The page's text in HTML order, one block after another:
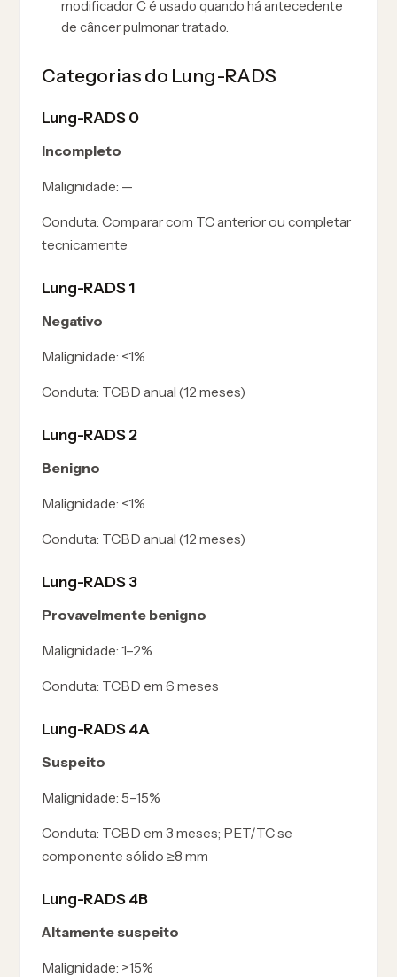
modificador C é usado quando há antecedente
de câncer pulmonar tratado.
Categorias do Lung-RADS
Lung-RADS 0
Incompleto
Malignidade: —
Conduta: Comparar com TC anterior ou completar
tecnicamente
Lung-RADS 1
Negativo
Malignidade: <1%
Conduta: TCBD anual (12 meses)
Lung-RADS 2
Benigno
Malignidade: <1%
Conduta: TCBD anual (12 meses)
Lung-RADS 3
Provavelmente benigno
Malignidade: 1–2%
Conduta: TCBD em 6 meses
Lung-RADS 4A
Suspeito
Malignidade: 5–15%
Conduta: TCBD em 3 meses; PET/TC se
componente sólido ≥8 mm
Lung-RADS 4B
Altamente suspeito
Malignidade: >15%